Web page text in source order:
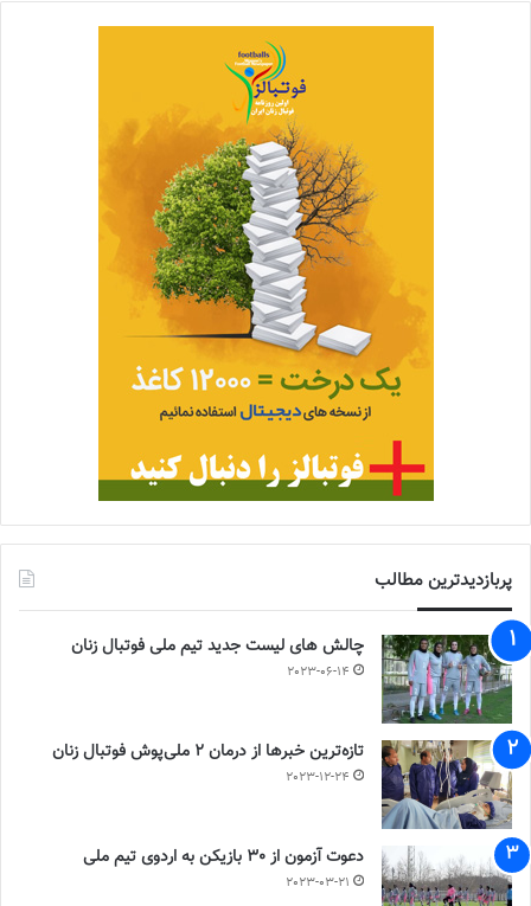
پربازدیدترین مطالب
چالش هاى ليست جدید تيم ملى فوتبال زنان
2023-06-14
تازه‌ترین خبرها از درمان ۲ ملی‌پوش فوتبال زنان
2023-12-24
دعوت آزمون از 30 بازیکن به اردوی تیم ملی
2023-03-21